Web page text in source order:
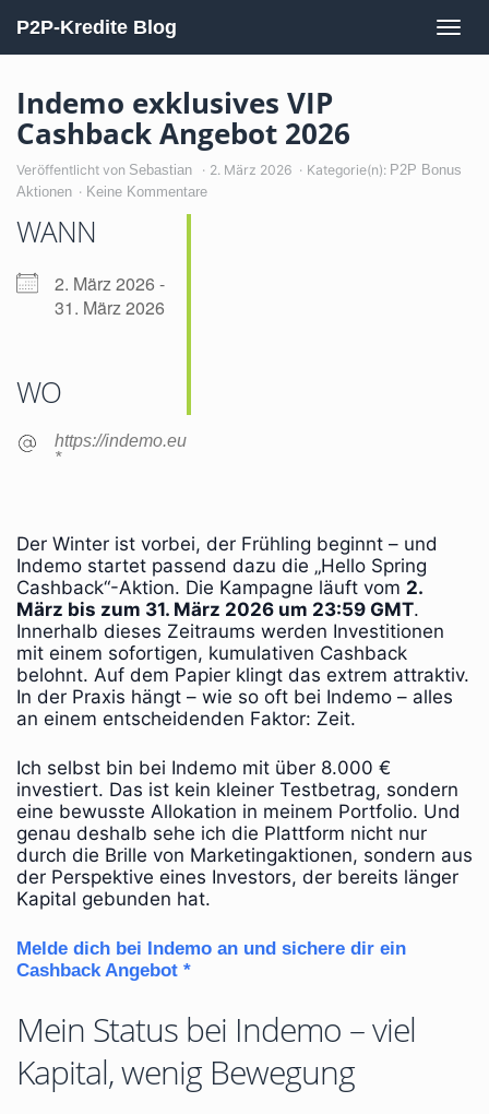
P2P-Kredite Blog
Indemo exklusives VIP
Cashback Angebot 2026
Veröffentlicht von Sebastian 2. März 2026 Kategorie(n): P2P Bonus
Aktionen
Keine Kommentare
WANN
2. März 2026 -
31. März 2026
WO
https://indemo.eu
*
Der Winter ist vorbei, der Frühling beginnt – und
Indemo startet passend dazu die „Hello Spring
Cashback“-Aktion. Die Kampagne läuft vom 2.
März bis zum 31. März 2026 um 23:59 GMT.
Innerhalb dieses Zeitraums werden Investitionen
mit einem sofortigen, kumulativen Cashback
belohnt. Auf dem Papier klingt das extrem attraktiv.
In der Praxis hängt – wie so oft bei Indemo – alles
an einem entscheidenden Faktor: Zeit.
Ich selbst bin bei Indemo mit über 8.000 €
investiert. Das ist kein kleiner Testbetrag, sondern
eine bewusste Allokation in meinem Portfolio. Und
genau deshalb sehe ich die Plattform nicht nur
durch die Brille von Marketingaktionen, sondern aus
der Perspektive eines Investors, der bereits länger
Kapital gebunden hat.
Melde dich bei Indemo an und sichere dir ein
Cashback Angebot *
Mein Status bei Indemo – viel
Kapital, wenig Bewegung